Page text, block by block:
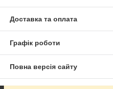
Доставка та оплата
Графік роботи
Повна версія сайту